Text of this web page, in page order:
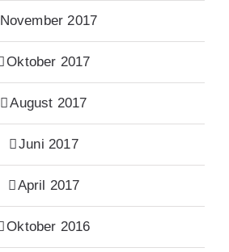
November 2017
Oktober 2017
August 2017
Juni 2017
April 2017
Oktober 2016